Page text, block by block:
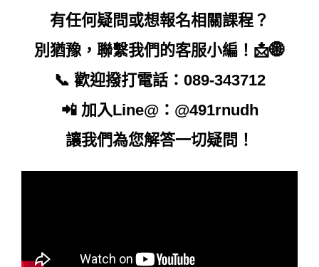
有任何疑問或想報名相關課程？
別猶豫，聯繫我們的客服小編！📩🌐
📞 歡迎撥打電話：089-343712
📲 加入Line@：@491rnudh
讓我們為您解答一切疑問！